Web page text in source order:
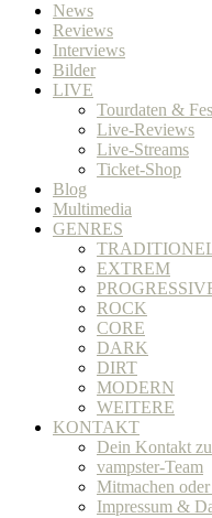
News
Reviews
Interviews
Bilder
LIVE
Tourdaten &
Live-Reviews
Live-Streams
Ticket-Shop
Blog
Multimedia
GENRES
EXTREM
ROCK
CORE
DARK
DIRT
MODERN
WEITERE
KONTAKT
Dein Kontakt
vampster-Team
Mitmachen
Impressum &